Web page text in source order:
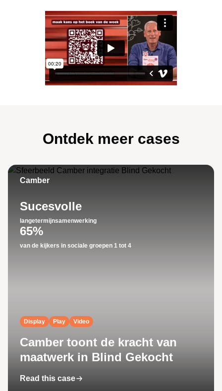
branded tafel in de winkel
Sterke traffic via QR-activatie op tv en socials
Versterkte merkassociatie tussen Standaard
Boekhandel en ‘geselecteerde kwaliteit’
Ontdek meer cases
Camber
Sucesvolle
langetermijnsamenwerking
65%
van de kijkers in sociale groepen 1 tot 4
Display Play Video
Camber toont de kracht van
maatwerk in Blind Gekocht
Read this case